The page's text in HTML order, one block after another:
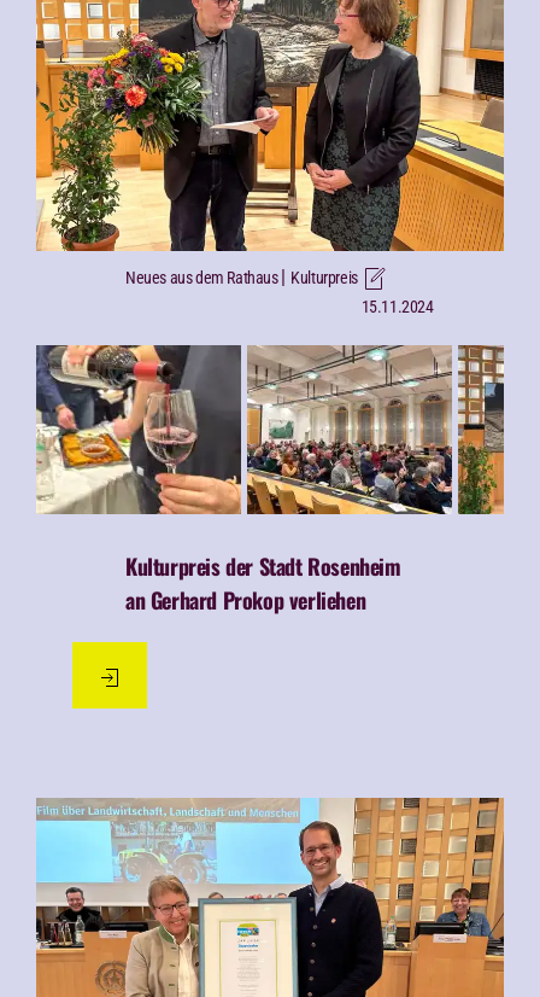
Neues aus dem Rathaus| Kulturpreis
15.11.2024
Kulturpreis der Stadt Rosenheim
an Gerhard Prokop verliehen